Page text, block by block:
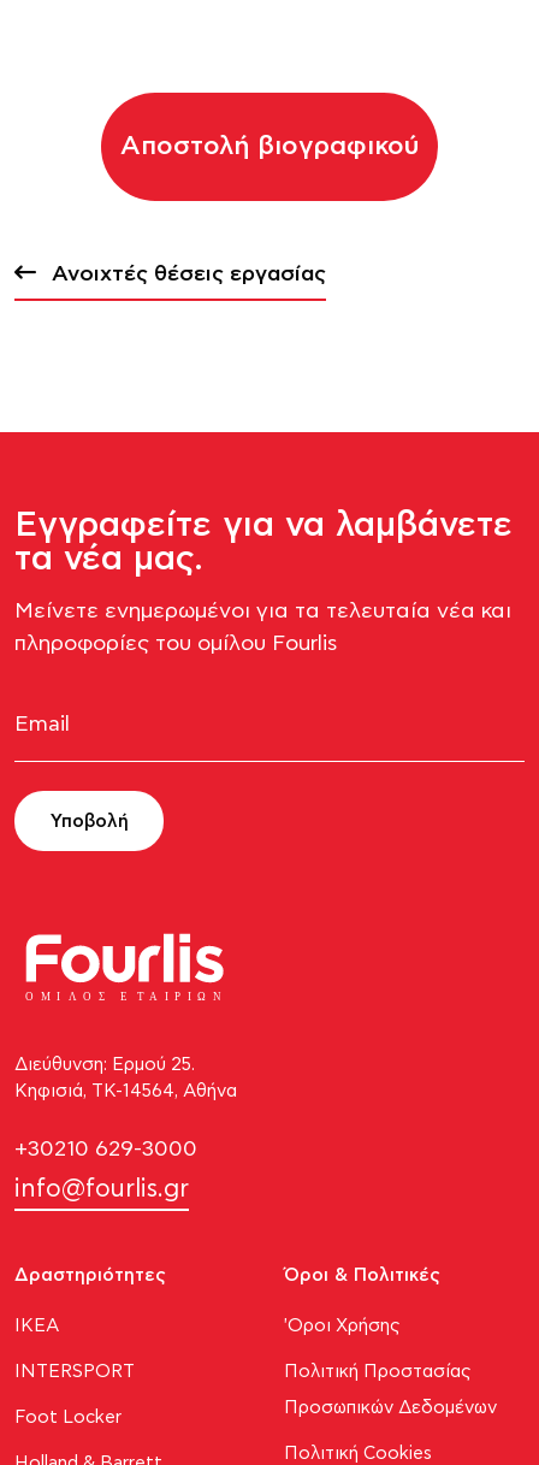
Αποστολή βιογραφικού
Ανοιχτές θέσεις εργασίας
Εγγραφείτε για να λαμβάνετε
τα νέα μας.
Μείνετε ενημερωμένοι για τα τελευταία νέα και
πληροφορίες του ομίλου Fourlis​
Υποβολή
ΟΜΙ Λ Ο Σ Ε Τ ΑΙΡΙΩΝ
Διεύθυνση: Ερμού 25.
Κηφισιά, ΤΚ-14564, Αθήνα
+30210 629-3000
info@fourlis.gr
Δραστηριότητες
ΙΚΕΑ
INTERSPORT
Foot Locker
Όροι & Πολιτικές
'Οροι Χρήσης
Πολιτική Προστασίας
Προσωπικών Δεδομένων
Πολιτική Cookies